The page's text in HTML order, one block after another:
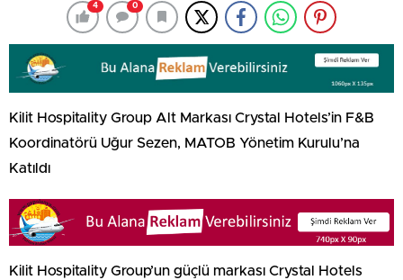
4 0
Kilit Hospitality Group Alt Markası Crystal Hotels’in F&B
Koordinatörü Uğur Sezen, MATOB Yönetim Kurulu’na
Katıldı
Kilit Hospitality Group’un güçlü markası Crystal Hotels